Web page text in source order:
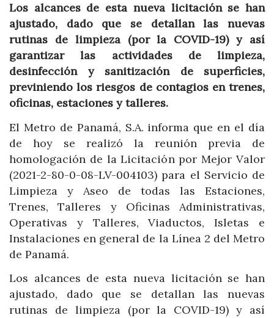
Los alcances de esta nueva licitación se han
ajustado, dado que se detallan las nuevas
rutinas de limpieza (por la COVID-19) y así
garantizar las actividades de limpieza,
desinfección y sanitización de superficies,
previniendo los riesgos de contagios en trenes,
oficinas, estaciones y talleres.
El Metro de Panamá, S.A. informa que en el día
de hoy se realizó la reunión previa de
homologación de la Licitación por Mejor Valor
(2021-2-80-0-08-LV-004103) para el Servicio de
Limpieza y Aseo de todas las Estaciones,
Trenes, Talleres y Oficinas Administrativas,
Operativas y Talleres, Viaductos, Isletas e
Instalaciones en general de la Línea 2 del Metro
de Panamá.
Los alcances de esta nueva licitación se han
ajustado, dado que se detallan las nuevas
rutinas de limpieza (por la COVID-19) y así